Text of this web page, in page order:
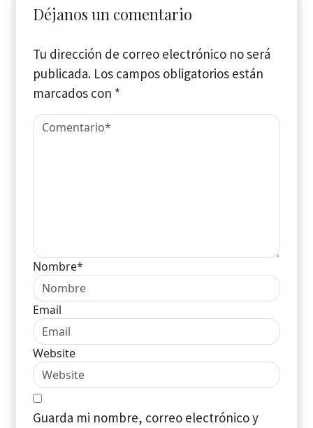
Déjanos un comentario
Tu dirección de correo electrónico no será
publicada. Los campos obligatorios están
marcados con *
Nombre*
Email
Website
Guarda mi nombre, correo electrónico y